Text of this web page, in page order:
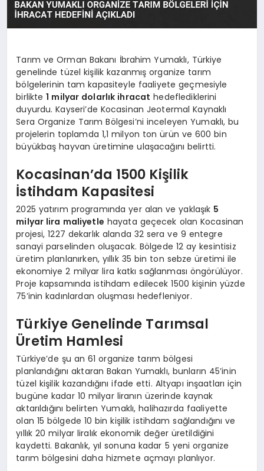
Tarım ve Orman Bakanı İbrahim Yumaklı, Türkiye
genelinde tüzel kişilik kazanmış organize tarım
bölgelerinin tam kapasiteyle faaliyete geçmesiyle
birlikte1 milyar dolarlık ihracat hedeflediklerini
duyurdu. Kayseri’de Kocasinan Jeotermal Kaynaklı
Sera Organize Tarım Bölgesi’ni inceleyen Yumaklı, bu
projelerin toplamda 1,1 milyon ton ürün ve 600 bin
büyükbaş hayvan üretimine ulaşacağını belirtti.
Kocasinan’da 1500 Kişilik
İstihdam Kapasitesi
2025 yatırım programında yer alan ve yaklaşık 5
milyar lira maliyetle hayata geçecek olan Kocasinan
projesi, 1227 dekarlık alanda 32 sera ve 9 entegre
sanayi parselinden oluşacak. Bölgede 12 ay kesintisiz
üretim planlanırken, yıllık 35 bin ton sebze üretimi ile
ekonomiye 2 milyar lira katkı sağlanması öngörülüyor.
Proje kapsamında istihdam edilecek 1500 kişinin yüzde
75’inin kadınlardan oluşması hedefleniyor.
Türkiye Genelinde Tarımsal
Üretim Hamlesi
Türkiye’de şu an 61 organize tarım bölgesi
planlandığını aktaran Bakan Yumaklı, bunların 45’inin
tüzel kişilik kazandığını ifade etti. Altyapı inşaatları için
bugüne kadar 10 milyar liranın üzerinde kaynak
aktarıldığını belirten Yumaklı, halihazırda faaliyette
olan 15 bölgede 10 bin kişilik istihdam sağlandığını ve
yıllık 20 milyar liralık ekonomik değer üretildiğini
kaydetti. Bakanlık, yıl sonuna kadar 5 yeni organize
tarım bölgesini daha hizmete açmayı planlıyor.